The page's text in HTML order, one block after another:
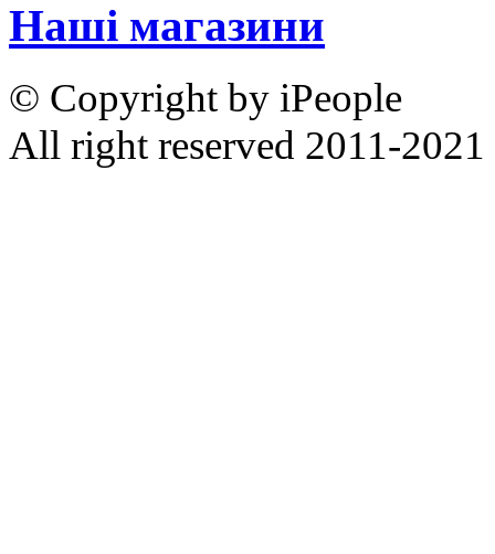
Наші магазини
© Copyright by iPeople
All right reserved 2011-2021